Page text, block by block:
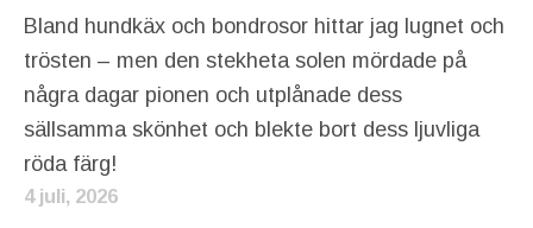
Bland hundkäx och bondrosor hittar jag lugnet och
trösten – men den stekheta solen mördade på
några dagar pionen och utplånade dess
sällsamma skönhet och blekte bort dess ljuvliga
röda färg!
4 juli, 2026